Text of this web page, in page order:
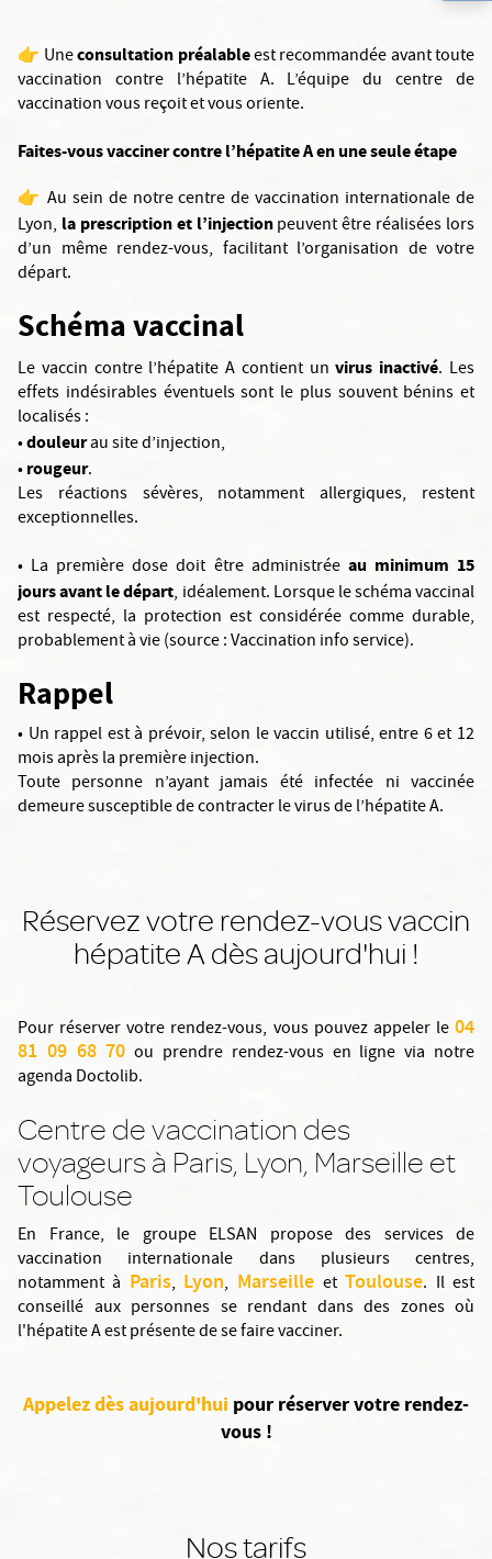
👉 Uneconsultation préalableest recommandée avant toute
vaccination contre l’hépatite A. L’équipe du centre de
vaccination vous reçoit et vous oriente.
Faites-vous vacciner contre l’hépatite A en une seule étape
👉 Au sein de notre centre de vaccination internationale de
Lyon, la prescription et l’injectionpeuvent être réalisées lors
d’un même rendez-vous, facilitant l’organisation de votre
départ.
Schéma vaccinal
Le vaccin contre l’hépatite A contient unvirus inactivé. Les
effets indésirables éventuels sont le plus souvent bénins et
localisés :
•douleurau site d’injection,
•rougeur.
Les réactions sévères, notamment allergiques, restent
exceptionnelles.
• La première dose doit être administréeau minimum 15
jours avant le départ, idéalement. Lorsque le schéma vaccinal
est respecté, la protection est considérée comme durable,
probablement à vie (source : Vaccination info service).
Rappel
• Un rappel est à prévoir, selon le vaccin utilisé, entre 6 et 12
mois après la première injection.
Toute personne n’ayant jamais été infectée ni vaccinée
demeure susceptible de contracter le virus de l’hépatite A.
Réservez votre rendez-vous vaccin
hépatite A dès aujourd'hui !
Pour réserver votre rendez-vous, vous pouvez appeler le 04
81 09 68 70 ou prendre rendez-vous en ligne via notre
agenda Doctolib.
Centre de vaccination des
voyageurs à Paris, Lyon, Marseille et
Toulouse
En France, le groupe ELSAN propose des services de
vaccination internationale dans plusieurs centres,
notamment à Paris, Lyon, Marseille etToulouse. Il est
conseillé aux personnes se rendant dans des zones où
l'hépatite A est présente de se faire vacciner.
Appelez dès aujourd'hui pour réserver votre rendez-
vous !
Nos tarifs